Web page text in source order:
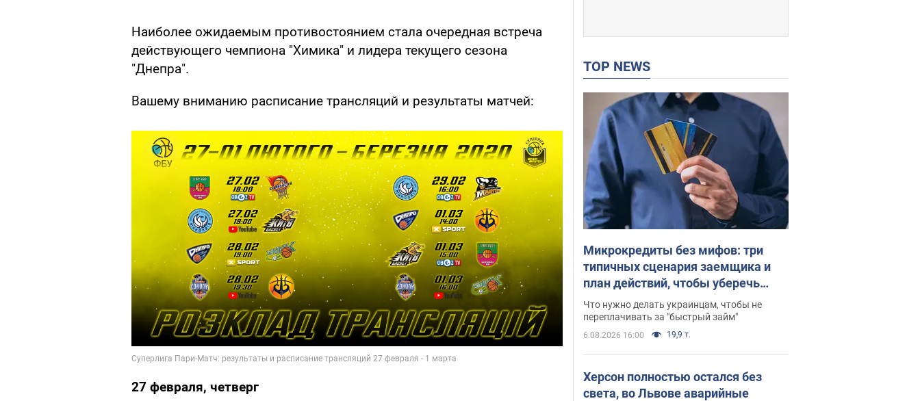
Наиболее ожидаемым противостоянием стала очередная встреча
действующего чемпиона "Химика" и лидера текущего сезона
"Днепра".
Вашему вниманию расписание трансляций и результаты матчей:
27 февраля, четверг
TOP NEWS
Микрокредиты без мифов: три
типичных сценария заемщика и
план действий, чтобы уберечь
свои деньги
Что нужно делать украинцам, чтобы не
переплачивать за "быстрый займ"
6.08.2026 16:00 19,9 т.
Херсон полностью остался без
света, во Львове аварийные